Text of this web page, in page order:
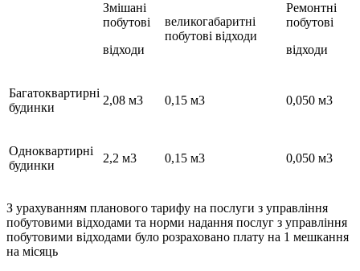
Змішані
побутові
відходи
великогабаритні
побутові відходи
Ремонтні
побутові
відходи
Багатоквартирні
будинки
2,08 м3 0,15 м3 0,050 м3
Одноквартирні
будинки
2,2 м3 0,15 м3 0,050 м3
З урахуванням планового тарифу на послуги з управління
побутовими відходами та норми надання послуг з управління
побутовими відходами було розраховано плату на 1 мешкання
на місяць